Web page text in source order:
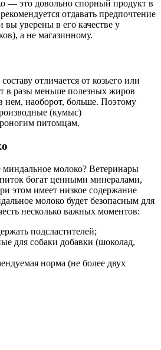
— это довольно спорный продукт в
отдавать предпочтение
уверены в его качестве у
а не магазинному.
отличается от козьего или
в разы меньше полезных жиров
нем, наоборот, больше. Поэтому
(кумыс)
питомцам.
молоко? Ветеринары
богат ценными минералами,
этом имеет низкое содержание
молоко будет безопасным для
несколько важных моментов:
подсластителей;
для собаки добавки (шоколад,
норма (не более двух